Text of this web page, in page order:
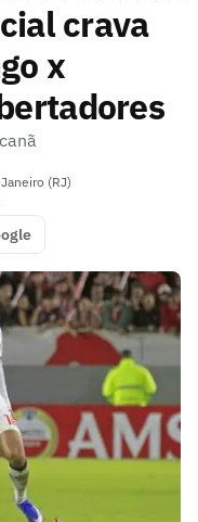
crava
x
(RJ)